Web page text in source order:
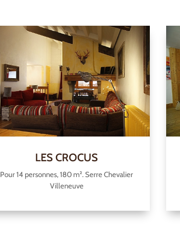
LES CROCUS
Pour 14 personnes, 180 m². Serre Chevalier
Villeneuve